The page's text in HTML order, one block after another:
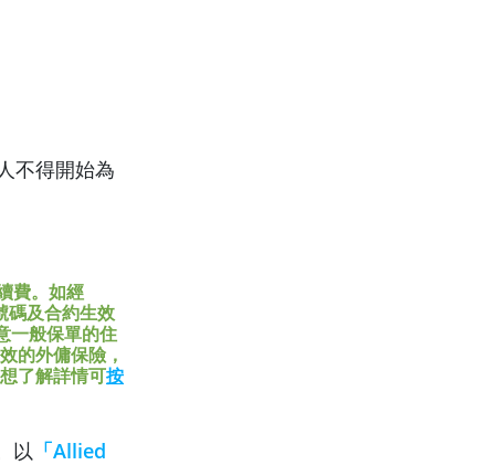
不得開始為
費。如經
碼及合約生效
一般保單的住
的外傭保險，
了解詳情可按
以 「Allied